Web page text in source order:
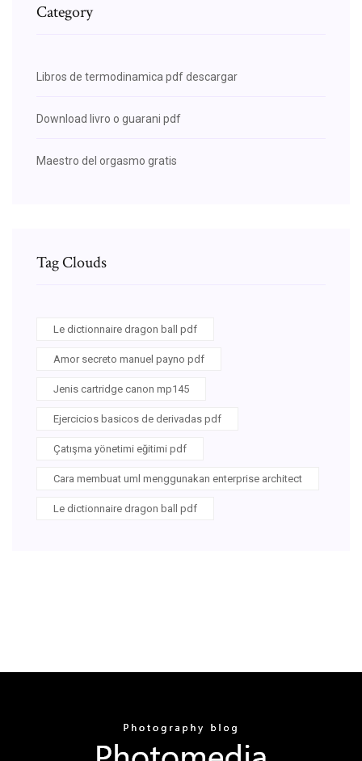
Category
Libros de termodinamica pdf descargar
Download livro o guarani pdf
Maestro del orgasmo gratis
Tag Clouds
Le dictionnaire dragon ball pdf
Amor secreto manuel payno pdf
Jenis cartridge canon mp145
Ejercicios basicos de derivadas pdf
Çatışma yönetimi eğitimi pdf
Cara membuat uml menggunakan enterprise architect
Le dictionnaire dragon ball pdf